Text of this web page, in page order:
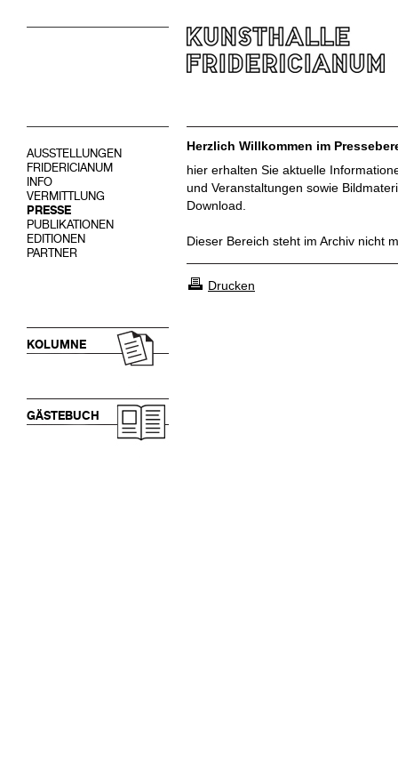
AUSSTELLUNGEN
FRIDERICIANUM
INFO
VERMITTLUNG
PRESSE
PUBLIKATIONEN
EDITIONEN
PARTNER
KOLUMNE
GÄSTEBUCH
Herzlich Willkommen im
hier erhalten Sie aktuelle
und Veranstaltungen sowie
Download.
Dieser Bereich steht im Archiv nicht
Drucken